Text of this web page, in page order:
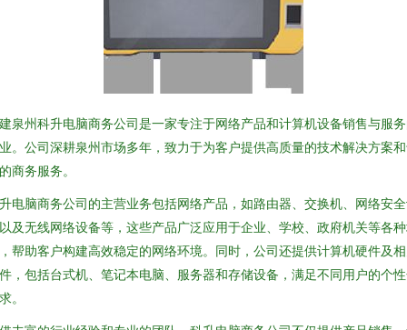
泉州科升电脑商务公司是一家专注于网络产品和计算机设备销售与服
。公司深耕泉州市场多年，致力于为客户提供高质量的技术解决方案
商务服务。
电脑商务公司的主营业务包括网络产品，如路由器、交换机、网络安
及无线网络设备等，这些产品广泛应用于企业、学校、政府机关等各
帮助客户构建高效稳定的网络环境。同时，公司还提供计算机硬件及
，包括台式机、笔记本电脑、服务器和存储设备，满足不同用户的个
。